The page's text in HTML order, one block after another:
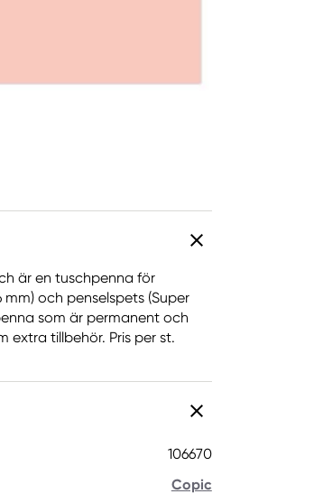
är en tuschpenna för
och penselspets (Super
som är permanent och
extra tillbehör. Pris per st.
106670
Copic